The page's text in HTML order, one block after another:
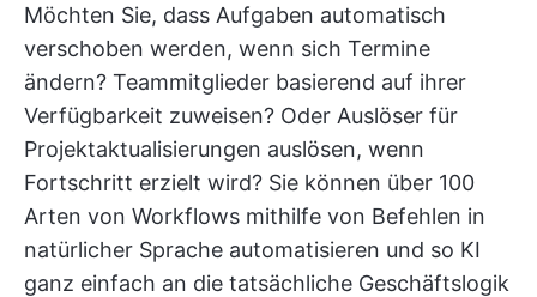
Möchten Sie, dass Aufgaben automatisch
verschoben werden, wenn sich Termine
ändern? Teammitglieder basierend auf ihrer
Verfügbarkeit zuweisen? Oder Auslöser für
Projektaktualisierungen auslösen, wenn
Fortschritt erzielt wird? Sie können über 100
Arten von Workflows mithilfe von Befehlen in
natürlicher Sprache automatisieren und so KI
ganz einfach an die tatsächliche Geschäftslogik